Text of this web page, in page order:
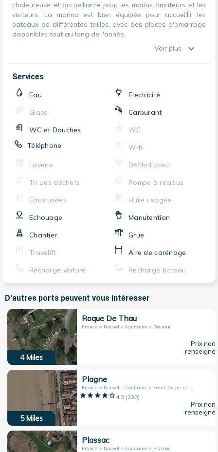
chaleureuse et accueillante pour les marins amateurs et les
visiteurs. La marina est bien équipée pour accueillir les
bateaux de différentes tailles, avec des places d'amarrage
disponibles tout au long de l'année.
Voir plus
Services
Eau
Electricité
Glace
Carburant
WC et Douches
WC
Téléphone
Wifi
Laverie
Défibrillateur
Tri des déchets
Pompe à résidus
Eaux usées
Huile usagée
Echouage
Manutention
Chantier
Grue
Travelift
Aire de carénage
Recharge voiture
Recharge bateau
D'autres ports peuvent vous intéresser
4 Miles
Roque De Thau
France > Nouvelle Aquitaine > Gauriac
Prix non
renseigné
5 Miles
Plagne
France > Nouvelle Aquitaine > Saint-André-de-Cubzac
4.3 (230)
Prix non
renseigné
Plassac
France > Nouvelle Aquitaine > Plassac